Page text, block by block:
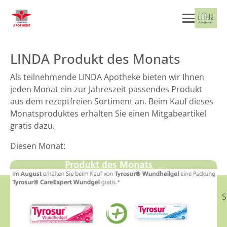
LINDA Produkt des Monats
Als teilnehmende LINDA Apotheke bieten wir Ihnen
jeden Monat ein zur Jahreszeit passendes Produkt
aus dem rezeptfreien Sortiment an. Beim Kauf dieses
Monatsproduktes erhalten Sie einen Mitgabeartikel
gratis dazu.
Diesen Monat: